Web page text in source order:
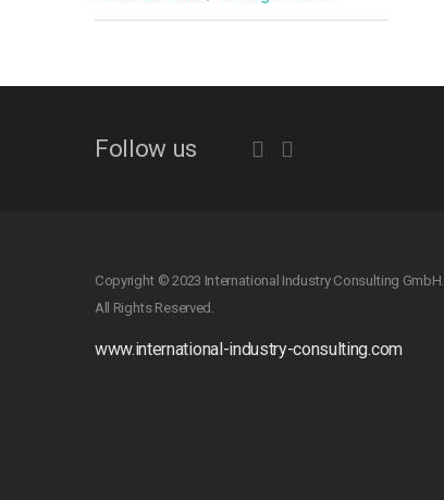
Follow us
Copyright © 2023 International Industry Consulting GmbH.
All Rights Reserved.
www.international-industry-consulting.com